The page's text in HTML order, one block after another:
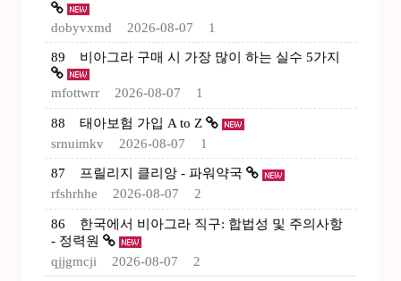
dobyvxmd 2026-08-07 1
89 비아그라 구매 시 가장 많이 하는 실수 5가지
mfottwrr 2026-08-07 1
88
태아보험 가입 A to Z
srnuimkv
2026-08-07 1
87
프릴리지 클리앙 - 파워약국
rfshrhhe
2026-08-07 2
86
한국에서 비아그라 직구: 합법성 및 주의사항
- 정력원
qjjgmcji
2026-08-07 2